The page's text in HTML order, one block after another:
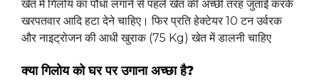
खेत में गिलोय का पौधा लगाने से पहले खेत की अच्छी तरह जुताई करके
खरपतवार आदि हटा देने चाहिए। फिर प्रति हेक्टेयर 10 टन उर्वरक
और नाइट्रोजन की आधी खुराक (75 Kg) खेत में डालनी चाहिए
क्या गिलोय को घर पर उगाना अच्छा है?